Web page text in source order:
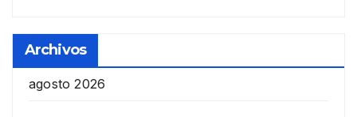
Archivos
agosto 2026